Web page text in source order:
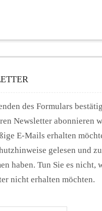
des Formulars
Newsletter abonnieren
E-Mails erhalten
gelesen und
haben. Tun Sie es nicht,
nicht erhalten möchten.